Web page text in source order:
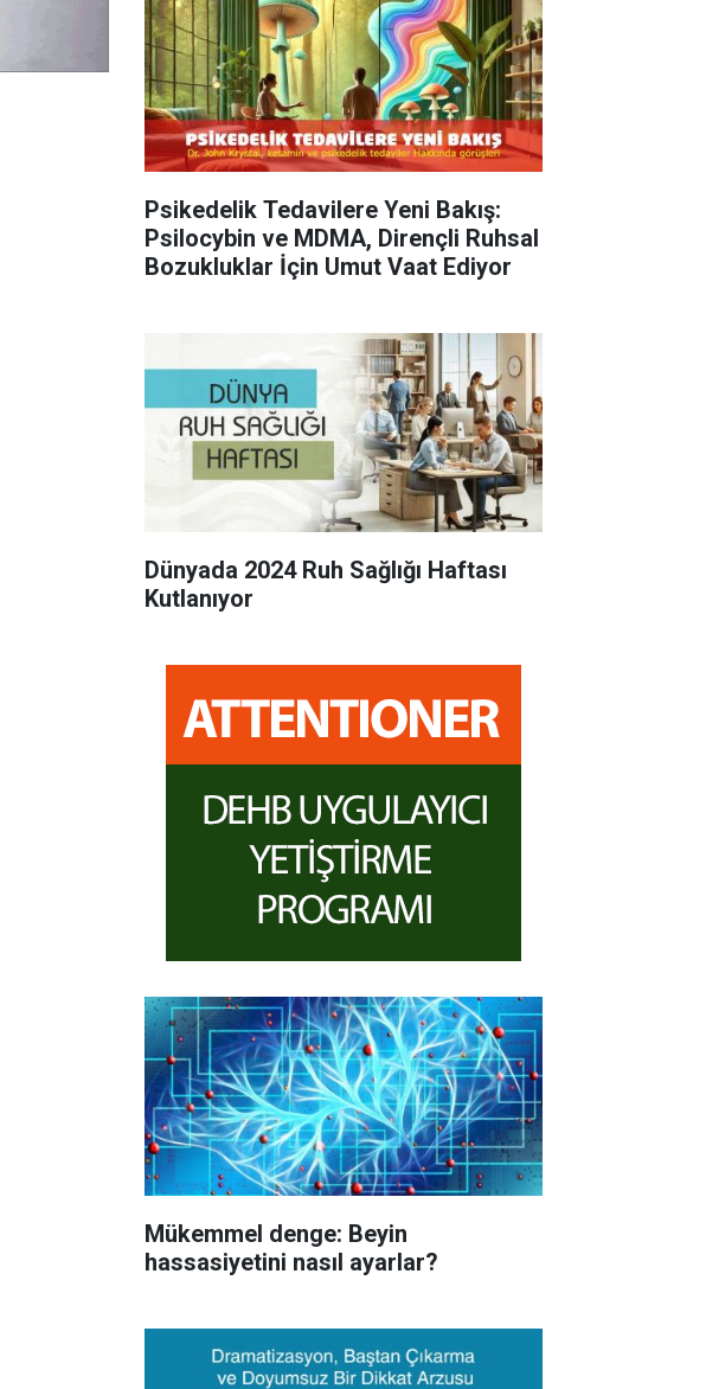
Psikedelik Tedavilere Yeni Bakış:
Psilocybin ve MDMA, Dirençli Ruhsal
Bozukluklar İçin Umut Vaat Ediyor
Dünyada 2024 Ruh Sağlığı Haftası
Kutlanıyor
Mükemmel denge: Beyin
hassasiyetini nasıl ayarlar?